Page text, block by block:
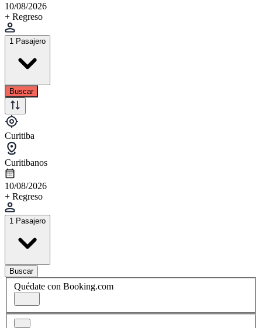
10/08/2026
+ Regreso
1 Pasajero
Buscar
Curitiba
Curitibanos
10/08/2026
+ Regreso
1 Pasajero
Buscar
Quédate con Booking.com